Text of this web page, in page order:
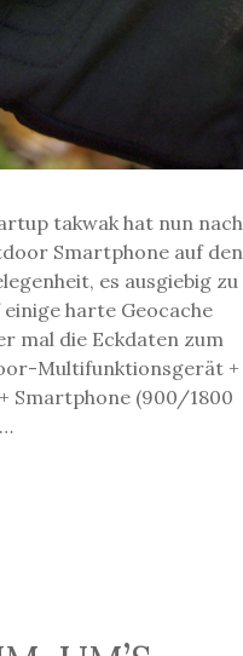
takwak hat nun nach
Smartphone auf den
es ausgiebig zu
harte Geocache
mal die Eckdaten zum
Multifunktionsgerät +
Smartphone (900/1800